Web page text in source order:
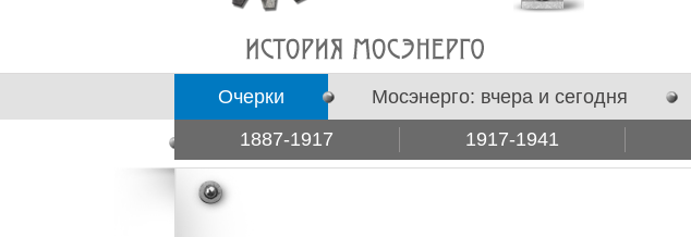
Очерки
1887-1917
1917-1941
Мосэнерго: вчера и сегодня
Подборки